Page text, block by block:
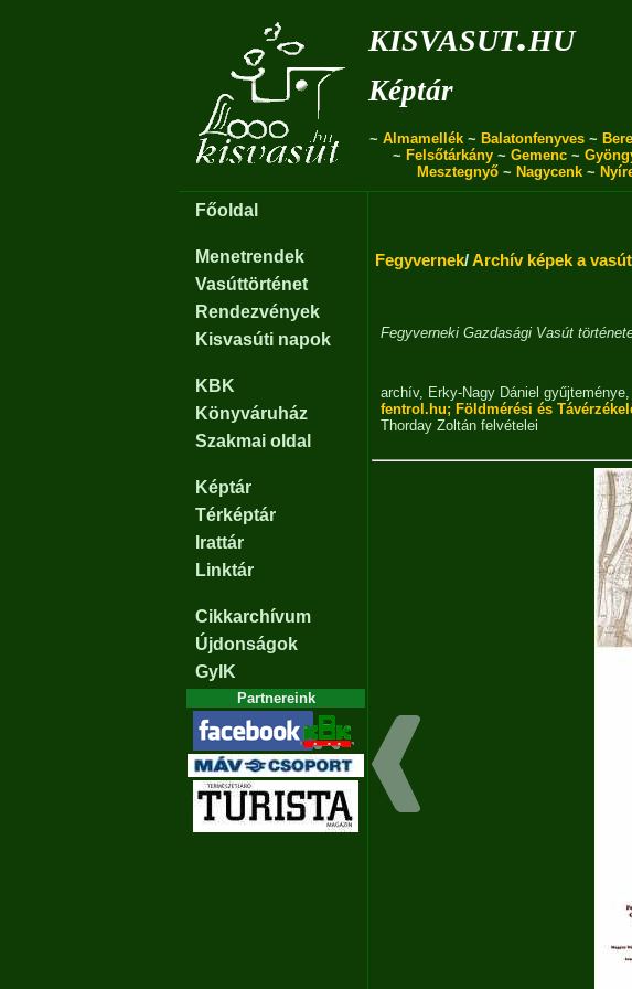
kisvasut.hu
Képtár
~ Almamellék~ Balatonfenyves~
~ Felsőtárkány ~ Gemenc ~
Mesztegnyő~ Nagycenk~
Főoldal
Menetrendek
Vasúttörténet
Rendezvények
Kisvasúti napok
KBK
Könyváruház
Szakmai oldal
Képtár
Térképtár
Irattár
Linktár
Cikkarchívum
Újdonságok
GyIK
Partnereink
Fegyvernek/Archív képek a
Fegyverneki Gazdasági Vasút
archív, Erky-Nagy Dániel gyűjteménye,
fentrol.hu; Földmérési és
Thorday Zoltán felvételei